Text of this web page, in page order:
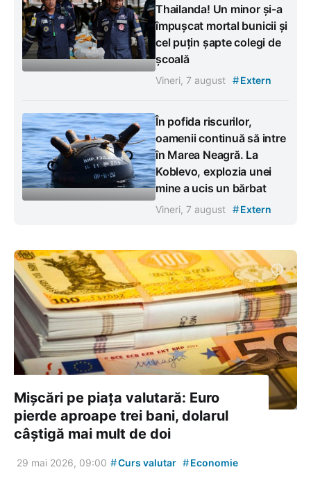
Thailanda! Un minor și-a
împușcat mortal bunicii și
cel puțin șapte colegi de
școală
Vineri, 7 august #Extern
În pofida riscurilor,
oamenii continuă să intre
în Marea Neagră. La
Koblevo, explozia unei
mine a ucis un bărbat
Vineri, 7 august #Extern
Mișcări pe piața valutară: Euro
pierde aproape trei bani, dolarul
câștigă mai mult de doi
29 mai 2026, 09:00 #Curs valutar #Economie